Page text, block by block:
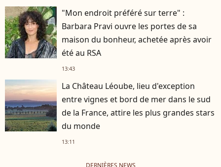
"Mon endroit préféré sur terre" :
Barbara Pravi ouvre les portes de sa
maison du bonheur, achetée après avoir
été au RSA
13:43
La Château Léoube, lieu d'exception
entre vignes et bord de mer dans le sud
de la France, attire les plus grandes stars
du monde
13:11